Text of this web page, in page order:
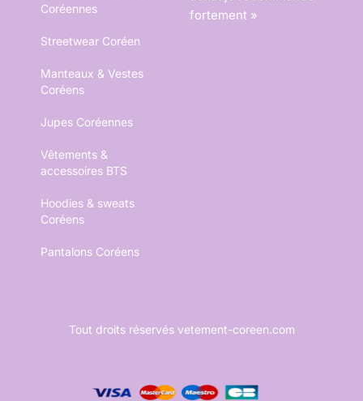
Coréennes
Streetwear Coréen
Manteaux & Vestes
Coréens
Jupes Coréennes
Vêtements &
accessoires BTS
Hoodies & sweats
Coréens
Pantalons Coréens
fortement »
Tout droits réservés vetement-coreen.com